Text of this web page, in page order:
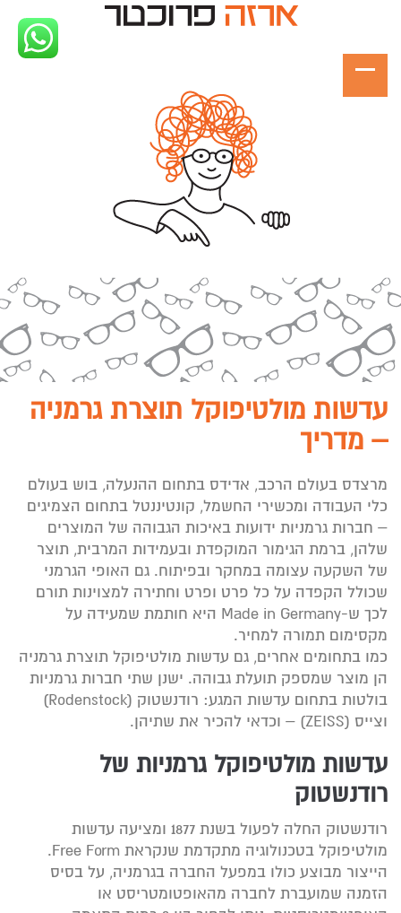
עדשות מולטיפוקל תוצרת גרמניה
– מדריך
מרצדס בעולם הרכב, אדידס בתחום ההנעלה, בוש בעולם
כלי העבודה ומכשירי החשמל, קונטיננטל בתחום הצמיגים
– חברות גרמניות ידועות באיכות הגבוהה של המוצרים
שלהן, ברמת הגימור המוקפדת ובעמידות המרבית, תוצר
של השקעה עצומה במחקר ובפיתוח. גם האופי הגרמני
שכולל הקפדה על כל פרט ופרט וחתירה למצוינות תורם
לכך ש-Made in Germany היא חותמת שמעידה על
מקסימום תמורה למחיר.
כמו בתחומים אחרים, גם עדשות מולטיפוקל תוצרת גרמניה
הן מוצר שמספק תועלת גבוהה. ישנן שתי חברות גרמניות
בולטות בתחום עדשות המגע: רודנשטוק (Rodenstock)
וצייס (ZEISS) – וכדאי להכיר את שתיהן.
עדשות מולטיפוקל גרמניות של
רודנשטוק
רודנשטוק החלה לפעול בשנת 1877 ומציעה עדשות
מולטיפוקל בטכנולוגיה מתקדמת שנקראת Free Form.
הייצור מבוצע כולו במפעל החברה בגרמניה, על בסיס
הזמנה שמועברת לחברה מהאופטומטריסט או